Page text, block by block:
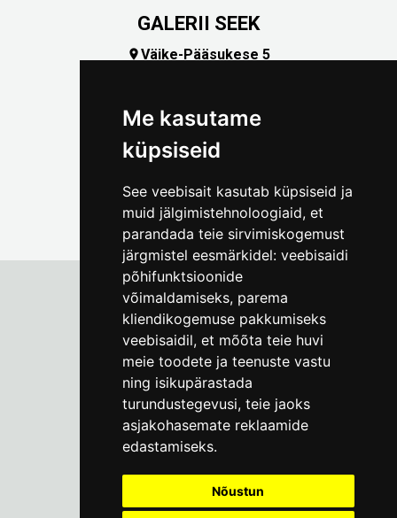
Me kasutame
küpsiseid
See veebisait kasutab küpsiseid ja
muid jälgimistehnoloogiaid, et
parandada teie sirvimiskogemust
järgmistel eesmärkidel: veebisaidi
põhifunktsioonide
võimaldamiseks, parema
kliendikogemuse pakkumiseks
veebisaidil, et mõõta teie huvi
meie toodete ja teenuste vastu
ning isikupärastada
turundustegevusi, teie jaoks
asjakohasemate reklaamide
edastamiseks.
Nõustun
GALERII SEEK
Väike-Pääsukese 5
Tallinna Linnamuuseum
Vene 17
E-R kell 9-17(+372) 610 4178
info@linnamuuseum.ee
Küpsisepoliitika